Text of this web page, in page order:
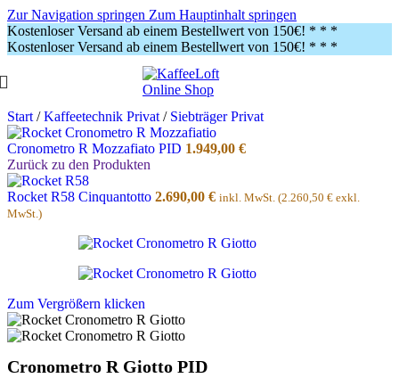
Zur Navigation springen Zum Hauptinhalt springen
Kostenloser Versand ab einem Bestellwert von 150€! * * *
Kostenloser Versand ab einem Bestellwert von 150€! * * *
Start / Kaffeetechnik Privat / Siebträger Privat
Cronometro R Mozzafiato PID 1.949,00 €
Zurück zu den Produkten
Rocket R58 Cinquantotto 2.690,00 € inkl. MwSt. (2.260,50 € exkl.
MwSt.)
Zum Vergrößern klicken
Cronometro R Giotto PID